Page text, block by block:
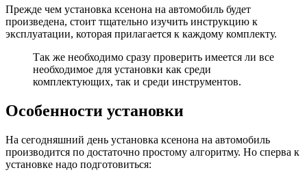
Прежде чем установка ксенона на автомобиль будет
произведена, стоит тщательно изучить инструкцию к
эксплуатации, которая прилагается к каждому комплекту.
Так же необходимо сразу проверить имеется ли все
необходимое для установки как среди
комплектующих, так и среди инструментов.
Особенности установки
На сегодняшний день установка ксенона на автомобиль
производится по достаточно простому алгоритму. Но сперва к
установке надо подготовиться: